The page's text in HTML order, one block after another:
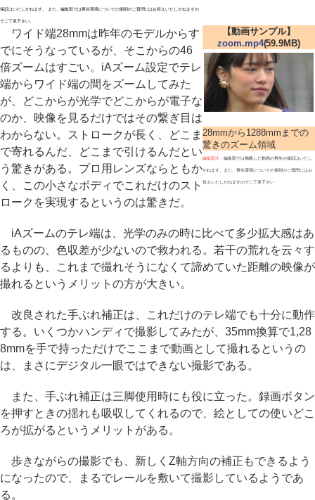
保証はいたしかねます。 また、編集部では再生環境についての個別のご質問にはお答えいたしかねますの
でご了承下さい。
【動画サンプル】
zoom.mp4(59.9MB)
28mmから1288mmまでの
驚きのズーム領域
編集部注： 編集部では掲載した動画の再生の保証はいたし
かねます。また、再生環境についての個別のご質問にはお
答えいたしかねますのでご了承下さい
ワイド端28mmは昨年のモデルからす
でにそうなっているが、そこからの46
倍ズームはすごい。iAズーム設定でテレ
端からワイド端の間をズームしてみた
が、どこからが光学でどこからが電子な
のか、映像を見るだけではその繋ぎ目は
わからない。ストロークが長く、どこま
で寄れるんだ、どこまで引けるんだとい
う驚きがある。プロ用レンズならともか
く、この小さなボディでこれだけのスト
ロークを実現するというのは驚きだ。
iAズームのテレ端は、光学のみの時に比べて多少拡大感はあ
るものの、色収差が少ないので救われる。若干の荒れを云々す
るよりも、これまで撮れそうになくて諦めていた距離の映像が
撮れるというメリットの方が大きい。
改良された手ぶれ補正は、これだけのテレ端でも十分に動作
する。いくつかハンディで撮影してみたが、35mm換算で1,28
8mmを手で持っただけでここまで動画として撮れるというの
は、まさにデジタル一眼ではできない撮影である。
また、手ぶれ補正は三脚使用時にも役に立った。録画ボタン
を押すときの揺れも吸収してくれるので、絵としての使いどこ
ろが拡がるというメリットがある。
歩きながらの撮影でも、新しくZ軸方向の補正もできるよう
になったので、まるでレールを敷いて撮影しているようであ
る。